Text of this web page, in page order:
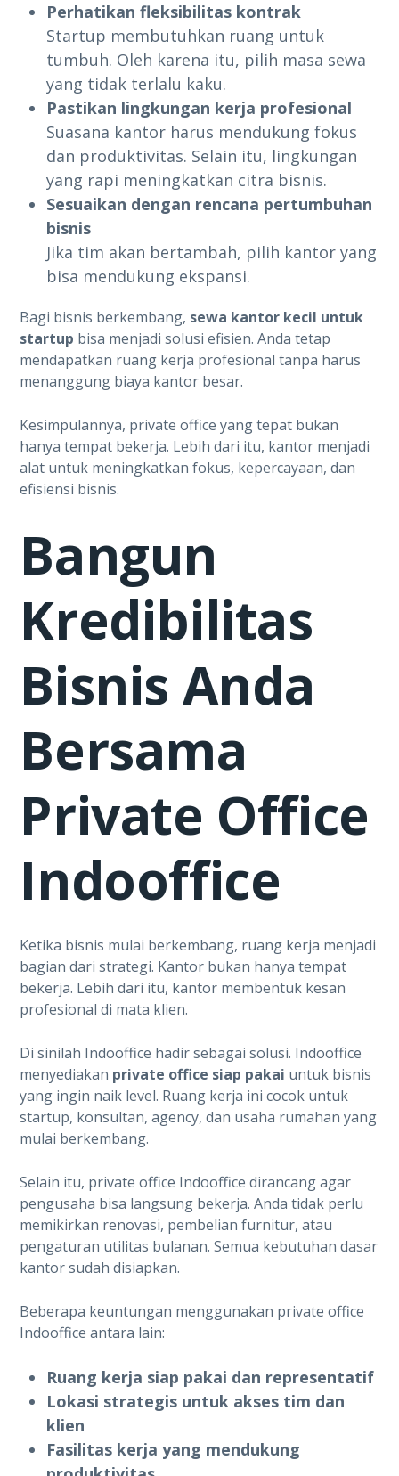
Perhatikan fleksibilitas kontrak
Startup membutuhkan ruang untuk
tumbuh. Oleh karena itu, pilih masa sewa
yang tidak terlalu kaku.
Pastikan lingkungan kerja profesional
Suasana kantor harus mendukung fokus
dan produktivitas. Selain itu, lingkungan
yang rapi meningkatkan citra bisnis.
Sesuaikan dengan rencana pertumbuhan
bisnis
Jika tim akan bertambah, pilih kantor yang
bisa mendukung ekspansi.
Bagi bisnis berkembang, sewa kantor kecil untuk
startup bisa menjadi solusi efisien. Anda tetap
mendapatkan ruang kerja profesional tanpa harus
menanggung biaya kantor besar.
Kesimpulannya, private office yang tepat bukan
hanya tempat bekerja. Lebih dari itu, kantor menjadi
alat untuk meningkatkan fokus, kepercayaan, dan
efisiensi bisnis.
Bangun
Kredibilitas
Bisnis Anda
Bersama
Private Office
Indooffice
Ketika bisnis mulai berkembang, ruang kerja menjadi
bagian dari strategi. Kantor bukan hanya tempat
bekerja. Lebih dari itu, kantor membentuk kesan
profesional di mata klien.
Di sinilah Indooffice hadir sebagai solusi. Indooffice
menyediakan private office siap pakai untuk bisnis
yang ingin naik level. Ruang kerja ini cocok untuk
startup, konsultan, agency, dan usaha rumahan yang
mulai berkembang.
Selain itu, private office Indooffice dirancang agar
pengusaha bisa langsung bekerja. Anda tidak perlu
memikirkan renovasi, pembelian furnitur, atau
pengaturan utilitas bulanan. Semua kebutuhan dasar
kantor sudah disiapkan.
Beberapa keuntungan menggunakan private office
Indooffice antara lain:
Ruang kerja siap pakai dan representatif
Lokasi strategis untuk akses tim dan
klien
Fasilitas kerja yang mendukung